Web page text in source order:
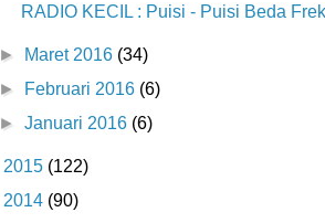
RADIO KECIL : Puisi - Puisi Beda
► Maret 2016 (34)
►
Februari 2016 (6)
►Januari 2016 (6)
2015 (122)
2014 (90)